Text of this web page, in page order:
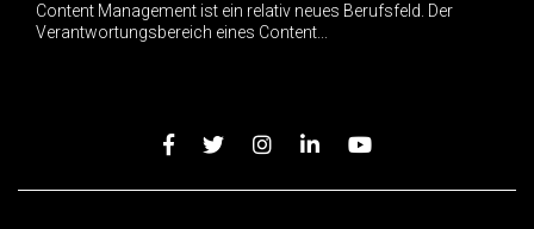
Content Management ist ein relativ neues Berufsfeld. Der
Verantwortungsbereich eines Content...